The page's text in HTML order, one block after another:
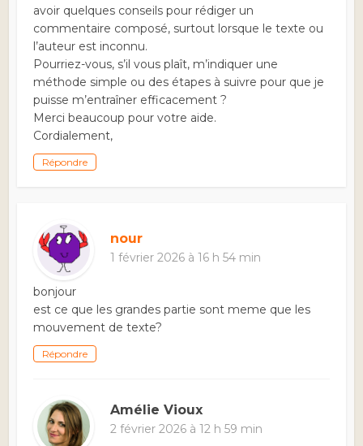
avoir quelques conseils pour rédiger un
commentaire composé, surtout lorsque le texte ou
l’auteur est inconnu.
Pourriez-vous, s’il vous plaît, m’indiquer une
méthode simple ou des étapes à suivre pour que je
puisse m’entraîner efficacement ?
Merci beaucoup pour votre aide.
Cordialement,
Répondre
nour
1 février 2026 à 16 h 54 min
bonjour
est ce que les grandes partie sont meme que les
mouvement de texte?
Répondre
Amélie Vioux
2 février 2026 à 12 h 59 min